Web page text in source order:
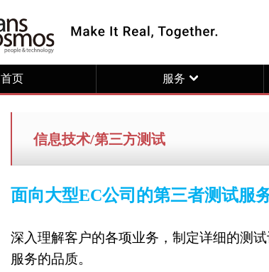
首页 服务
信息技术/第三方测试
面向大型EC公司的第三者测试服
深入理解客户的各项业务，制定详细的测
服务的品质。